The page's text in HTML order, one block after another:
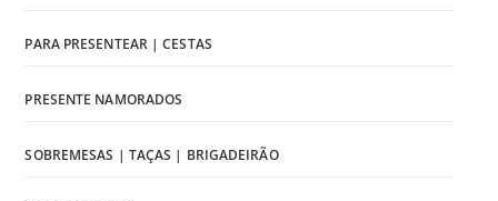
PARA PRESENTEAR | CESTAS
PRESENTE NAMORADOS
SOBREMESAS | TAÇAS | BRIGADEIRÃO